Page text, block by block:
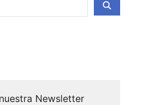
Newsletter